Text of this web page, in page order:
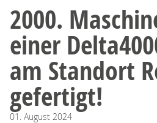
2000.
einer
am Standort
gefertigt!
01. August 2024